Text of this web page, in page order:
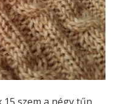
15 szem a négy tűn